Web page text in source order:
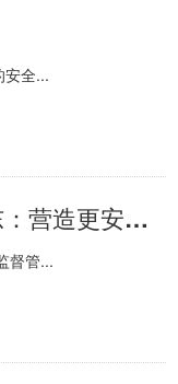
安全...
每日头条!别担心！网上还能买处方药，网售处方药新规出台，京东：营造更安全环境
督管...